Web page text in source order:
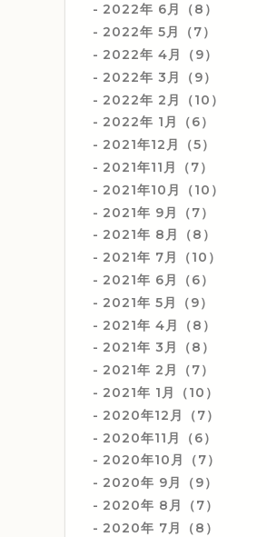
2022年 6月（8）
2022年 5月（7）
2022年 4月（9）
2022年 3月（9）
2022年 2月（10）
2022年 1月（6）
2021年12月（5）
2021年11月（7）
2021年10月（10）
2021年 9月（7）
2021年 8月（8）
2021年 7月（10）
2021年 6月（6）
2021年 5月（9）
2021年 4月（8）
2021年 3月（8）
2021年 2月（7）
2021年 1月（10）
2020年12月（7）
2020年11月（6）
2020年10月（7）
2020年 9月（9）
2020年 8月（7）
2020年 7月（8）